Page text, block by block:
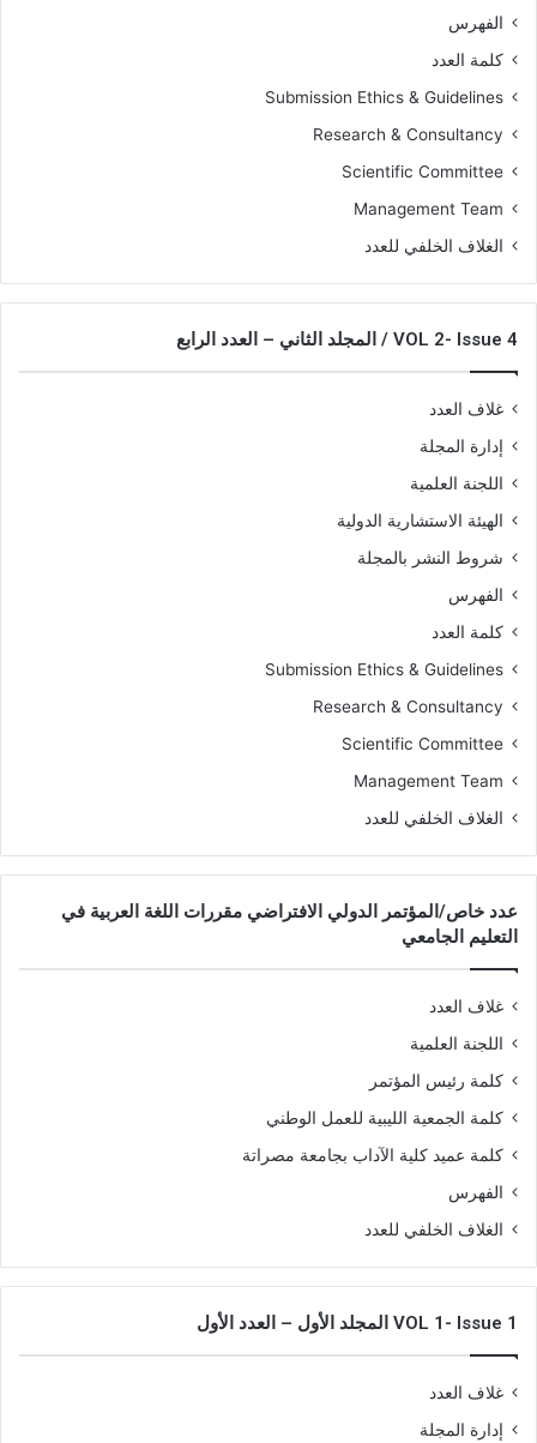
الفهرس
كلمة العدد
Submission Ethics & Guidelines
Research & Consultancy
Scientific Committee
Management Team
الغلاف الخلفي للعدد
VOL 2- Issue 4 / المجلد الثاني – العدد الرابع
غلاف العدد
إدارة المجلة
اللجنة العلمية
الهيئة الاستشارية الدولية
شروط النشر بالمجلة
الفهرس
كلمة العدد
Submission Ethics & Guidelines
Research & Consultancy
Scientific Committee
Management Team
الغلاف الخلفي للعدد
عدد خاص/المؤتمر الدولي الافتراضي مقررات اللغة العربية في
التعليم الجامعي
غلاف العدد
اللجنة العلمية
كلمة رئيس المؤتمر
كلمة الجمعية الليبية للعمل الوطني
كلمة عميد كلية الآداب بجامعة مصراتة
الفهرس
الغلاف الخلفي للعدد
VOL 1- Issue 1 المجلد الأول – العدد الأول
غلاف العدد
إدارة المجلة